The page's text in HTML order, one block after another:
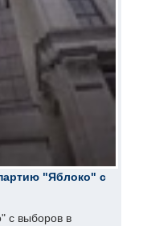
"Яблоко" с
с выборов в